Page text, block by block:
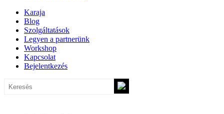
Karaja
Blog
Szolgáltatások
Legyen a partnerünk
Workshop
Kapcsolat
Bejelentkezés